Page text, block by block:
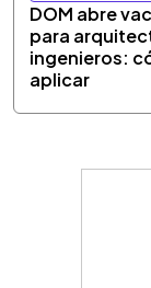
DOM abre
para
ingenieros:
aplicar